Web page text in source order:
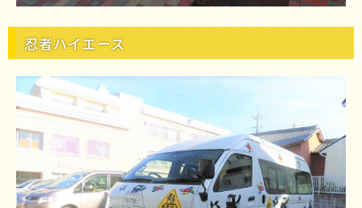
忍者ハイエース